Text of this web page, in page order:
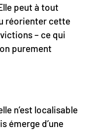
peut à tout
réorienter cette
– ce qui
purement
n’est localisable
émerge d’une